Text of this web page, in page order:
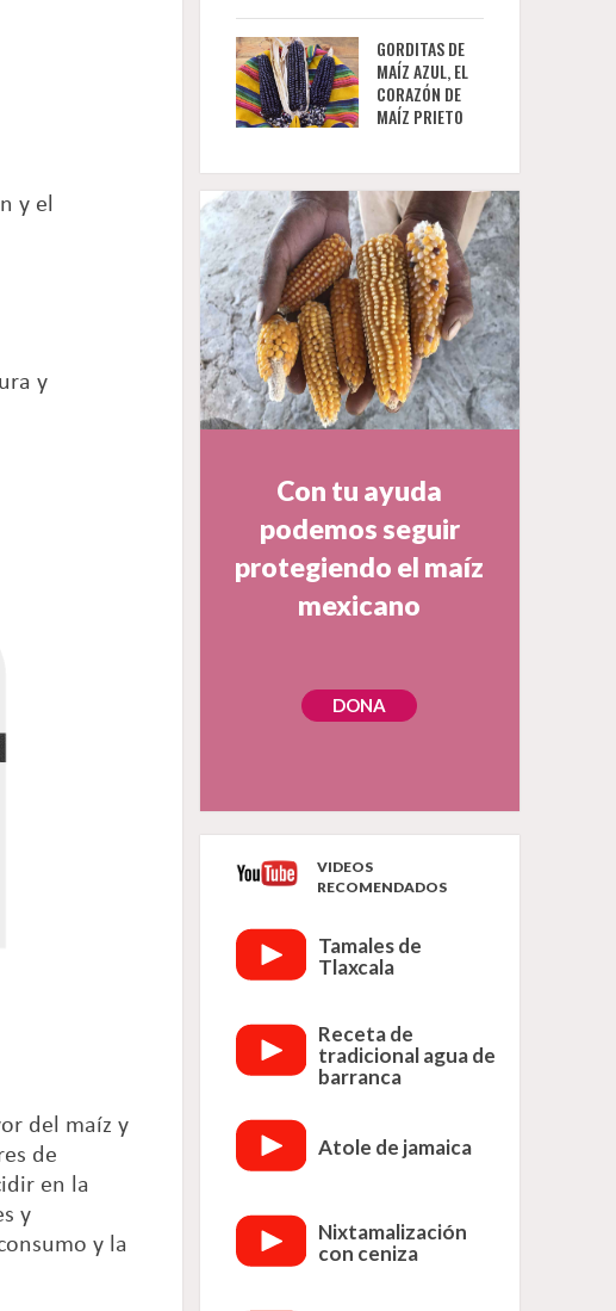
GORDITAS DE
MAÍZ AZUL, EL
CORAZÓN DE
MAÍZ PRIETO
Con tu ayuda
podemos seguir
protegiendo el maíz
mexicano
DONA
VIDEOS
RECOMENDADOS
Tamales de
Tlaxcala
Receta de
tradicional agua de
barranca
Atole de jamaica
Nixtamalización
con ceniza
y el
y
del maíz y
de
en la
y
y la